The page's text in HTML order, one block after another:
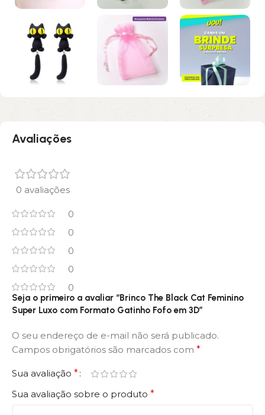
Avaliações
0 avaliações
0
0
0
0
0
Seja o primeiro a avaliar “Brinco The Black Cat Feminino
Super Luxo com Formato Gatinho Fofo em 3D”
O seu endereço de e-mail não será publicado.
Campos obrigatórios são marcados com *
Sua avaliação *
Sua avaliação sobre o produto *